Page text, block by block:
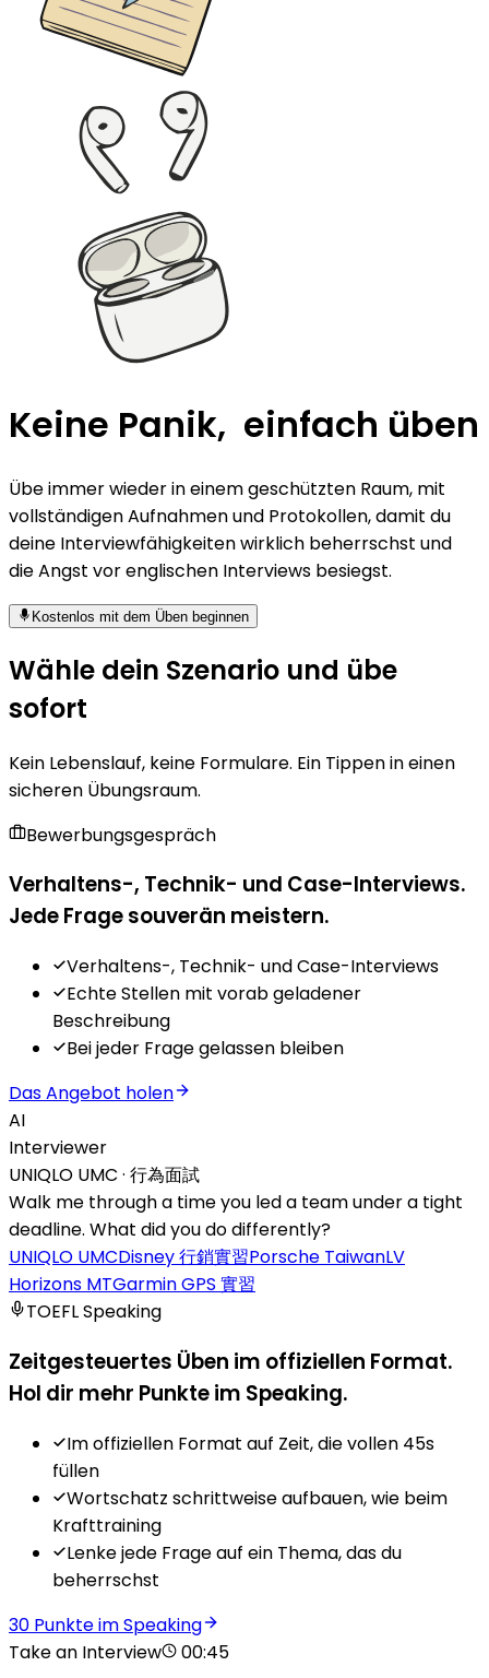
Keine Panik, einfach üben
Übe immer wieder in einem geschützten Raum, mit
vollständigen Aufnahmen und Protokollen,damit du
deine Interviewfähigkeiten wirklich beherrschst und
die Angst vor englischen Interviews besiegst.
Kostenlos mit dem Üben beginnen
Wähle dein Szenario und übe
sofort
Kein Lebenslauf, keine Formulare. Ein Tippen in einen
sicheren Übungsraum.
Bewerbungsgespräch
Verhaltens-, Technik- und Case-Interviews.
Jede Frage souverän meistern.
Verhaltens-, Technik- und Case-Interviews
Echte Stellen mit vorab geladener
Beschreibung
Bei jeder Frage gelassen bleiben
Das Angebot holen
AI
Interviewer
UNIQLO UMC · 行為面試
Walk me through a time you led a team under a tight
deadline. What did you do differently?
UNIQLO UMCDisney 行銷實習Porsche TaiwanLV
Horizons MTGarmin GPS 實習
TOEFL Speaking
Zeitgesteuertes Üben im offiziellen Format.
Hol dir mehr Punkte im Speaking.
Im offiziellen Format auf Zeit, die vollen 45s
füllen
Wortschatz schrittweise aufbauen, wie beim
Krafttraining
Lenke jede Frage auf ein Thema, das du
beherrschst
30 Punkte im Speaking
Take an Interview
00:45